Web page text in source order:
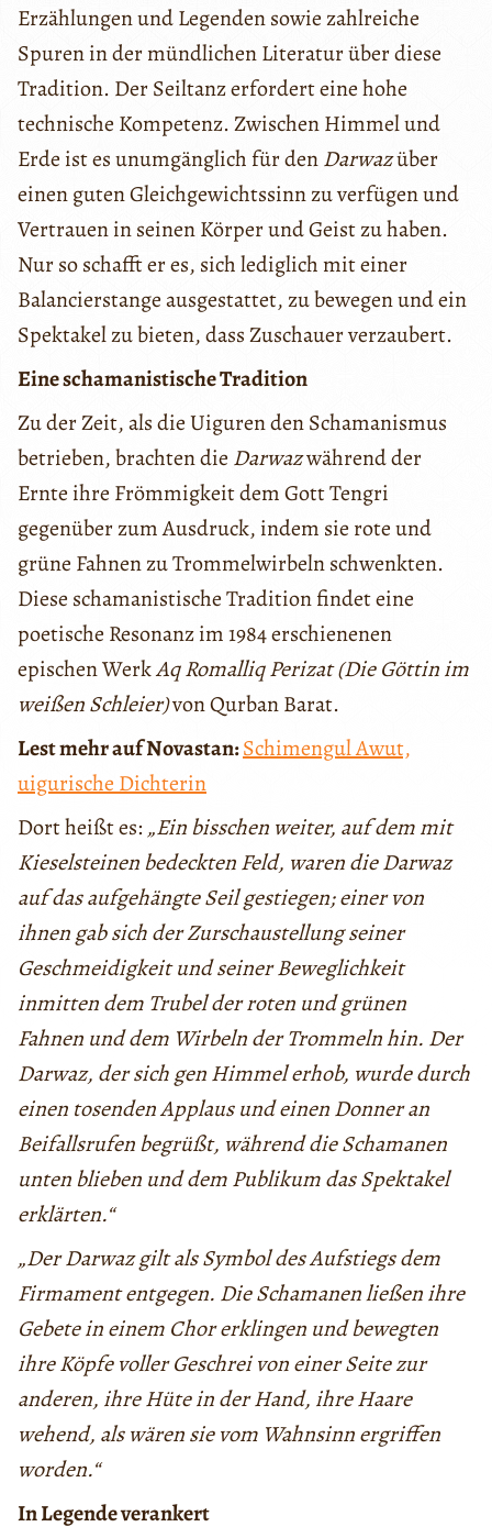
Erzählungen und Legenden sowie zahlreiche
Spuren in der mündlichen Literatur über diese
Tradition. Der Seiltanz erfordert eine hohe
technische Kompetenz. Zwischen Himmel und
Erde ist es unumgänglich für denDarwazüber
einen guten Gleichgewichtssinn zu verfügen und
Vertrauen in seinen Körper und Geist zu haben.
Nur so schafft er es, sich lediglich mit einer
Balancierstange ausgestattet, zu bewegen und ein
Spektakel zu bieten, dass Zuschauer verzaubert.
Eine schamanistische Tradition
Zu der Zeit, als die Uiguren den Schamanismus
betrieben, brachten die Darwazwährend der
Ernte ihre Frömmigkeit dem Gott Tengri
gegenüber zum Ausdruck, indem sie rote und
grüne Fahnen zu Trommelwirbeln schwenkten.
Diese schamanistische Tradition findet eine
poetische Resonanz im 1984 erschienenen
epischen WerkAq Romalliq Perizat (Die Göttin im
weißen Schleier)von Qurban Barat.
Lest mehr auf Novastan:Schimengul Awut,
uigurische Dichterin
Dort heißt es: „Ein bisschen weiter, auf dem mit
Kieselsteinen bedeckten Feld, waren die Darwaz
auf das aufgehängte Seil gestiegen; einer von
ihnen gab sich der Zurschaustellung seiner
Geschmeidigkeit und seiner Beweglichkeit
inmitten dem Trubel der roten und grünen
Fahnen und dem Wirbeln der Trommeln hin. Der
Darwaz, der sich gen Himmel erhob, wurde durch
einen tosenden Applaus und einen Donner an
Beifallsrufen begrüßt, während die Schamanen
unten blieben und dem Publikum das Spektakel
erklärten.“
„Der Darwaz gilt als Symbol des Aufstiegs dem
Firmament entgegen. Die Schamanen ließen ihre
Gebete in einem Chor erklingen und bewegten
ihre Köpfe voller Geschrei von einer Seite zur
anderen, ihre Hüte in der Hand, ihre Haare
wehend, als wären sie vom Wahnsinn ergriffen
worden.“
In Legende verankert